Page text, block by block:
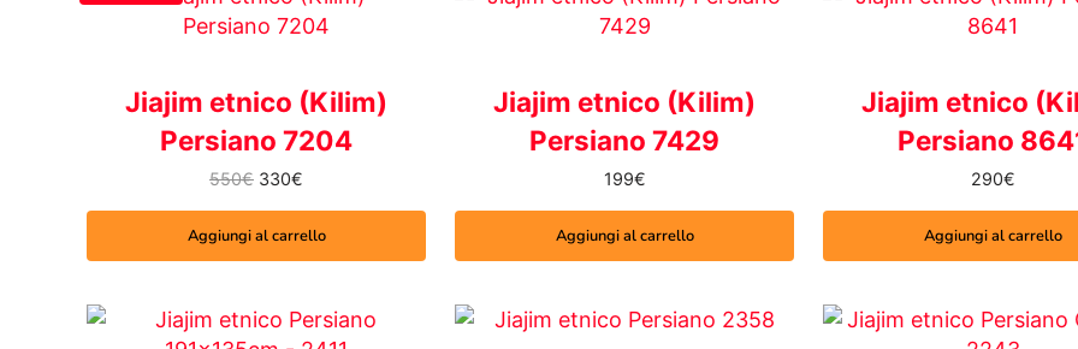
Jiajim etnico (Kilim)
Persiano 7204
550€ Il prezzo originale era: 550€.
330€
Aggiungi al carrello
Jiajim etnico (Kilim)
Persiano 7429
199€
Aggiungi al carrello
Jiajim etnico
Persiano
290€
Aggiungi al carrello